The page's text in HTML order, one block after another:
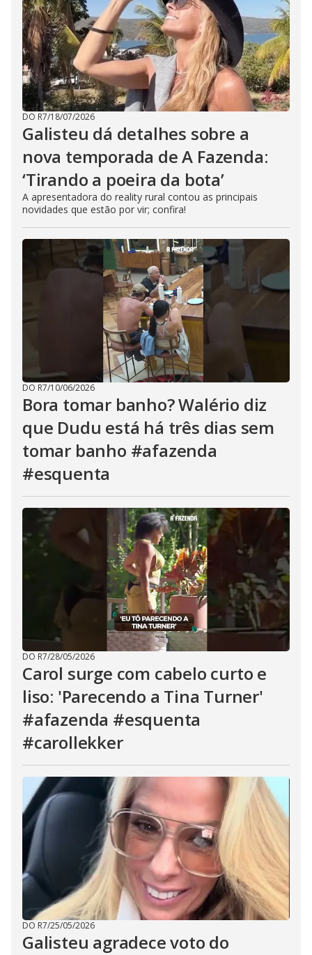
DO R7/18/07/2026
Galisteu dá detalhes sobre a
nova temporada de A Fazenda:
‘Tirando a poeira da bota’
A apresentadora do reality rural contou as principais
novidades que estão por vir; confira!
DO R7/10/06/2026
Bora tomar banho? Walério diz
que Dudu está há três dias sem
tomar banho #afazenda
#esquenta
DO R7/28/05/2026
Carol surge com cabelo curto e
liso: 'Parecendo a Tina Turner'
#afazenda #esquenta
#carollekker
DO R7/25/05/2026
Galisteu agradece voto do